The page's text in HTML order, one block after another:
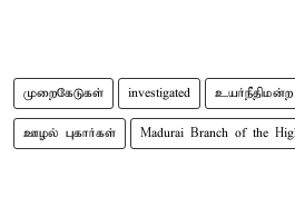
முறைகேடுகள் investigated
ஊழல் புகார்கள் Madurai Branch of the